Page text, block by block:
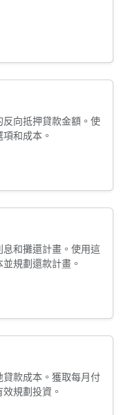
向抵押貸款金額。使
和成本。
和攤還計畫。使用這
規劃還款計畫。
款成本。獲取每月付
規劃投資。